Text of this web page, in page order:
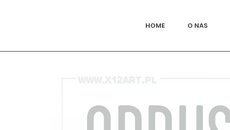
HOME O NAS